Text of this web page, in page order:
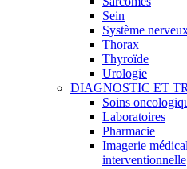
Sein
Système
Thorax
Thyroïde
Urologie
DIAGNOSTIC ET
Soins
Laboratoires
Pharmacie
Imagerie
interventionnelle